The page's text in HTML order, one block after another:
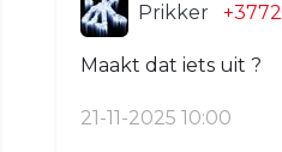
Prikker +3772
Maakt dat iets uit ?
21-11-2025 10:00